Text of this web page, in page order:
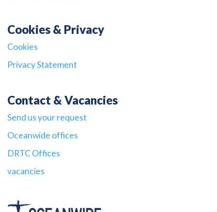
Cookies & Privacy
Cookies
Privacy Statement
Contact & Vacancies
Send us your request
Oceanwide offices
DRTC Offices
vacancies